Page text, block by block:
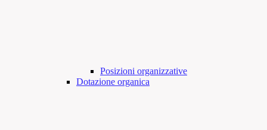
Posizioni organizzative
Dotazione organica